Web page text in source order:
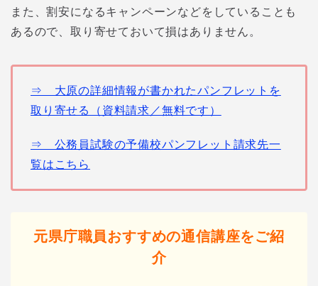
また、割安になるキャンペーンなどをしていることも
あるので、取り寄せておいて損はありません。
⇒ 大原の詳細情報が書かれたパンフレットを
取り寄せる（資料請求／無料です）
⇒ 公務員試験の予備校パンフレット請求先一
覧はこちら
元県庁職員おすすめの通信講座をご紹
介